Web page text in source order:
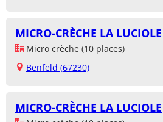
MICRO-CRÈCHE LA LUCIOLE
Micro crèche (10 places)
Benfeld (67230)
MICRO-CRÈCHE LA LUCIOLE